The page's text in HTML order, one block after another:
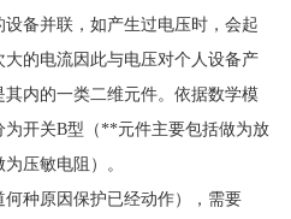
备并联，如产生过电压时，会起
的电流因此与电压对个人设备产
内的一类二维元件。依据数学模
开关B型（**元件主要包括做为放
压敏电阻）。
种原因保护已经动作），需要